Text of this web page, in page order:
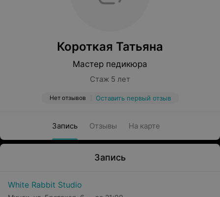
Короткая Татьяна
Мастер педикюра
Стаж 5 лет
Нет отзывов Оставить первый отзыв
Запись Отзывы На карте
Запись
White Rabbit Studio